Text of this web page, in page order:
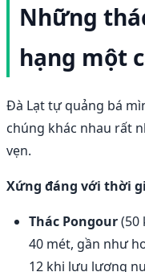
Những
hạng một
Đà Lạt tự quảng bá
chúng khác nhau rất
vẹn.
Xứng đáng với thời
Thác Pongour(50
40 mét, gần như
12 khi lưu lượng